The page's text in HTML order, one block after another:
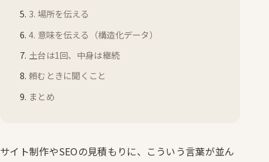
3. 場所を伝える
4. 意味を伝える（構造化データ）
土台は1回、中身は継続
頼むときに聞くこと
まとめ
サイト制作やSEOの見積もりに、こういう言葉が並ん